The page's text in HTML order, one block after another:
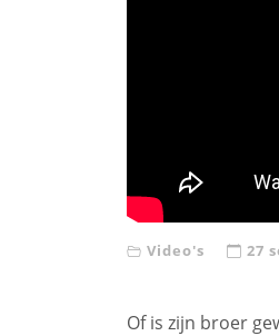
Video's 27
Of is zijn broer